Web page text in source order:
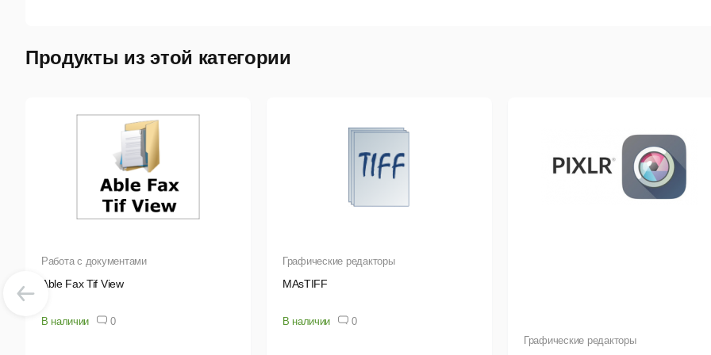
свечение, искажения и блики - в VFX Suite это тоже есть.
Продукты из этой категории
Работа с документами
Able Fax Tif View
В наличии 0
Графические редакторы
MAsTIFF
В наличии 0
Графические редакторы